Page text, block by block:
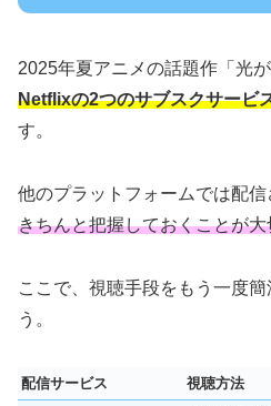
2025年夏アニメの話題作「光が
Netflixの2つのサブスクサービ
す。
他のプラットフォームでは配信
きちんと把握しておくことが大
ここで、視聴手段をもう一度
う。
配信サービス 視聴方法